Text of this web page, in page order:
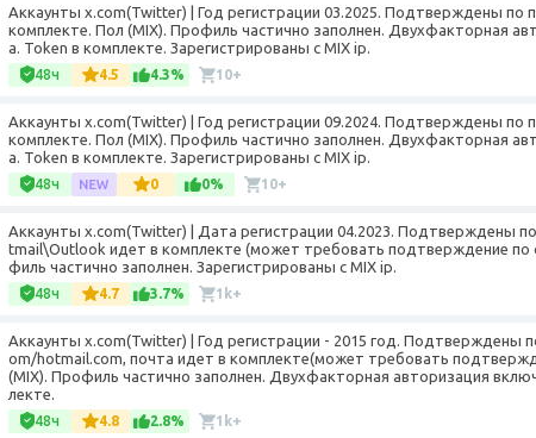
Аккаунты x.com(Twitter) | Год регистрации 03.2025. Подтверждены по
комплекте. Пол (MIX). Профиль частично заполнен. Двухфакторная
а. Token в комплекте. Зарегистрированы с MIX ip.
48ч 4.5 4.3% 10+
Аккаунты x.com(Twitter) | Год регистрации 09.2024. Подтверждены по
комплекте. Пол (MIX). Профиль частично заполнен. Двухфакторная
а. Token в комплекте. Зарегистрированы с MIX ip.
48ч 0 0% 10+
Аккаунты x.com(Twitter) | Дата регистрации 04.2023. Подтверждены
tmail\Outlook идет в комплекте (может требовать подтверждение по
филь частично заполнен. Зарегистрированы с MIX ip.
48ч 4.7 3.7% 1k+
Аккаунты x.com(Twitter) | Год регистрации - 2015 год. Подтверждены
om/hotmail.com, почта идет в комплекте(может требовать
(MIX). Профиль частично заполнен. Двухфакторная авторизация
лекте.
48ч 4.8 2.8% 1k+